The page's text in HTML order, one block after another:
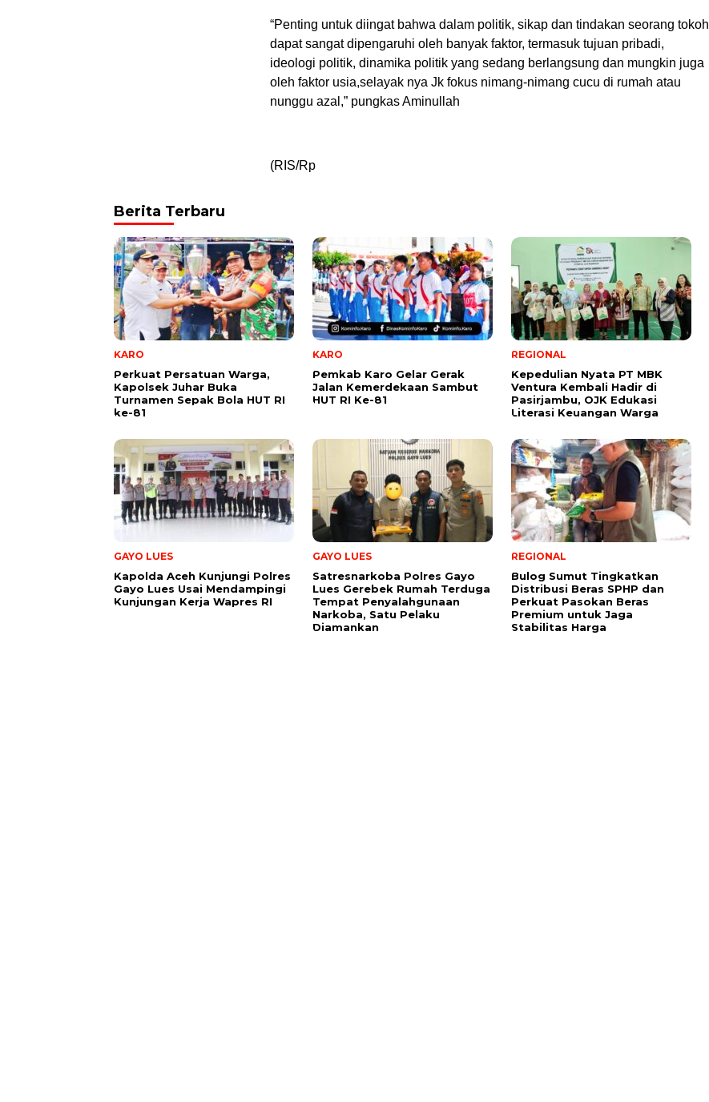
“Penting untuk diingat bahwa dalam politik, sikap dan tindakan seorang tokoh
dapat sangat dipengaruhi oleh banyak faktor, termasuk tujuan pribadi,
ideologi politik, dinamika politik yang sedang berlangsung dan mungkin juga
oleh faktor usia,selayak nya Jk fokus nimang-nimang cucu di rumah atau
nunggu azal,” pungkas Aminullah
(RIS/Rp
Berita Terbaru
KARO
Perkuat Persatuan Warga,
Kapolsek Juhar Buka
Turnamen Sepak Bola HUT RI
ke-81
KARO
Pemkab Karo Gelar Gerak
Jalan Kemerdekaan Sambut
HUT RI Ke-81
REGIONAL
Kepedulian Nyata PT MBK
Ventura Kembali Hadir di
Pasirjambu, OJK Edukasi
Literasi Keuangan Warga
GAYO LUES
Kapolda Aceh Kunjungi Polres
Gayo Lues Usai Mendampingi
Kunjungan Kerja Wapres RI
GAYO LUES
Satresnarkoba Polres Gayo
Lues Gerebek Rumah Terduga
Tempat Penyalahgunaan
Narkoba, Satu Pelaku
Diamankan
REGIONAL
Bulog Sumut Tingkatkan
Distribusi Beras SPHP dan
Perkuat Pasokan Beras
Premium untuk Jaga
Stabilitas Harga